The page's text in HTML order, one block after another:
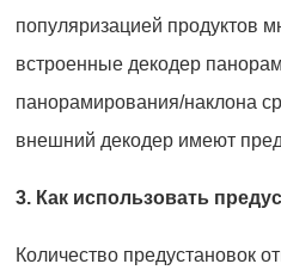
популяризацией продуктов
встроенные декодер
панорамирования/наклона
внешний декодер имеют
3. Как использовать
Количество предустановок